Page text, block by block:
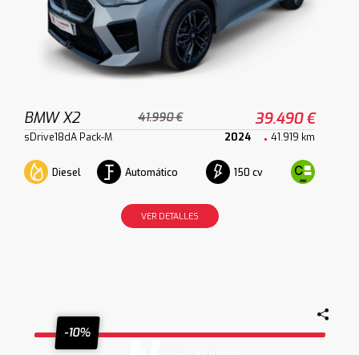
BMW X2 41.990 € 39.490 €
sDrive18dA Pack-M 2024 41.919 km
Diesel Automático 150 cv
VER DETALLES
-10%